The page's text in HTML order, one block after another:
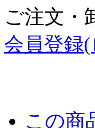
ご注文・
会員登録
この商